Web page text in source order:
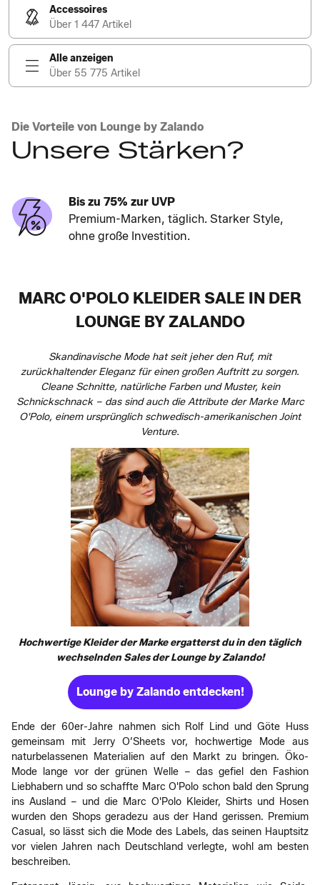
Accessoires
Über 1 447 Artikel
Alle anzeigen
Über 55 775 Artikel
Die Vorteile von Lounge by Zalando
Unsere Stärken?
Bis zu 75% zur UVP
Premium-Marken, täglich. Starker Style,
ohne große Investition.
MARC O'POLO KLEIDER SALE IN DER
LOUNGE BY ZALANDO
Skandinavische Mode hat seit jeher den Ruf, mit
zurückhaltender Eleganz für einen großen Auftritt zu sorgen.
Cleane Schnitte, natürliche Farben und Muster, kein
Schnickschnack – das sind auch die Attribute der Marke Marc
O'Polo, einem ursprünglich schwedisch-amerikanischen Joint
Venture.
Hochwertige Kleider der Marke ergatterst du in den täglich
wechselnden Sales der Lounge by Zalando!
Lounge by Zalando entdecken!
Ende der 60er-Jahre nahmen sich Rolf Lind und Göte Huss
gemeinsam mit Jerry O’Sheets vor, hochwertige Mode aus
naturbelassenen Materialien auf den Markt zu bringen. Öko-
Mode lange vor der grünen Welle – das gefiel den Fashion
Liebhabern und so schaffte Marc O'Polo schon bald den Sprung
ins Ausland – und die Marc O'Polo Kleider, Shirts und Hosen
wurden den Shops geradezu aus der Hand gerissen. Premium
Casual, so lässt sich die Mode des Labels, das seinen Hauptsitz
vor vielen Jahren nach Deutschland verlegte, wohl am besten
beschreiben.